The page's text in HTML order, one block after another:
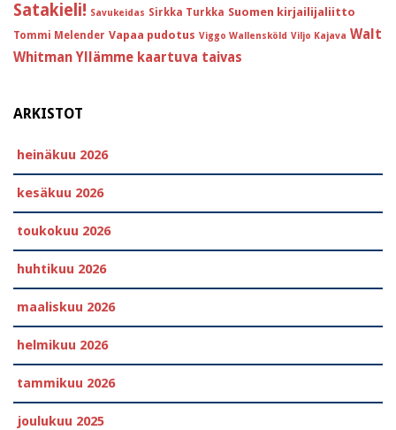
Satakieli! Savukeidas Sirkka Turkka Suomen kirjailijaliitto
Tommi Melender Vapaa pudotus Viggo Wallensköld Viljo Kajava Walt
Whitman Yllämme kaartuva taivas
ARKISTOT
heinäkuu 2026
kesäkuu 2026
toukokuu 2026
huhtikuu 2026
maaliskuu 2026
helmikuu 2026
tammikuu 2026
joulukuu 2025